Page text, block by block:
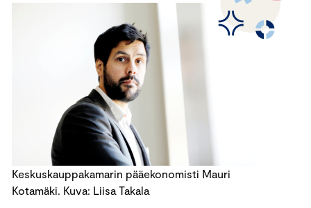
Keskuskauppakamarin pääekonomisti Mauri
Kotamäki. Kuva: Liisa Takala